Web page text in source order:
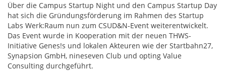
Über die Campus Startup Night und den Campus Startup Day
hat sich die Gründungsförderung im Rahmen des Startup
Labs Werk:Raum nun zum CSUD&N-Event weiterentwickelt.
Das Event wurde in Kooperation mit der neuen THWS-
Initiative Genes!s und lokalen Akteuren wie der Startbahn27,
Synapsion GmbH, nineseven Club und opting Value
Consulting durchgeführt.